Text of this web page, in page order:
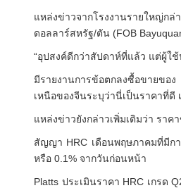
แหล่งข่าวจากโรงงานรายใหญ่ก
ดอลลาร์สหรัฐ/ตัน (FOB
“อุปสงค์ดีกว่าสัปดาห์ที่แล้ว แต่ผู้ใช้
มีรายงานการข้อตกลงซื้อขายขอ
เหนือของจีนระบุว่านี่เป็นราคาที่ดี
แหล่งข่าวยังกล่าวเพิ่มเติมว่า รา
สัญญา HRC เดือนพฤษภาคมที่มีก
หรือ 0.1% จากวันก่อนหน้า
Platts ประเมินราคา HRC เกรด